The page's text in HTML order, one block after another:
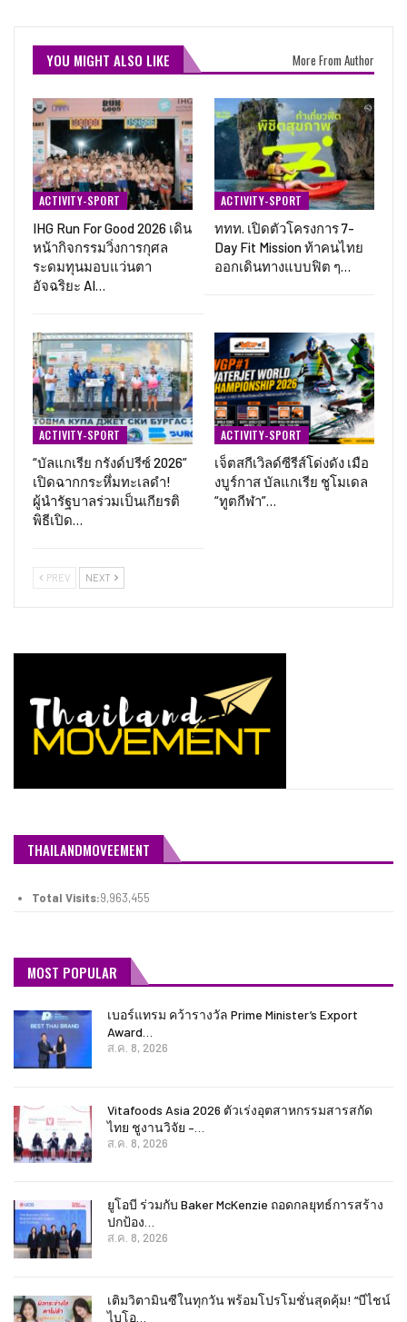
YOU MIGHT ALSO LIKE More From Author
ACTIVITY-SPORT
IHG Run For Good 2026 เดิน
หน้ากิจกรรมวิ่งการกุศล
ระดมทุนมอบแว่นตา
อัจฉริยะ AI…
ACTIVITY-SPORT
ททท. เปิดตัวโครงการ 7-
Day Fit Mission ท้าคนไทย
ออกเดินทางแบบฟิต ๆ…
ACTIVITY-SPORT
“บัลแกเรีย กรังด์ปรีซ์ 2026”
เปิดฉากกระหึ่มทะเลดำ!
ผู้นำรัฐบาลร่วมเป็นเกียรติ
พิธีเปิด…
ACTIVITY-SPORT
เจ็ตสกีเวิลด์ซีรีส์โด่งดัง เมือ
งบูร์กาส บัลแกเรีย ชูโมเดล
“ทูตกีฬา”…
PREV NEXT
THAILANDMOVEEMENT
Total Visits:9,963,455
MOST POPULAR
เบอร์แทรม คว้ารางวัล Prime Minister’s Export
Award…
ส.ค. 8, 2026
Vitafoods Asia 2026 ตัวเร่งอุตสาหกรรมสารสกัด
ไทย ชูงานวิจัย –…
ส.ค. 8, 2026
ยูโอบี ร่วมกับ Baker McKenzie ถอดกลยุทธ์การสร้าง
ปกป้อง…
ส.ค. 8, 2026
เติมวิตามินซีในทุกวัน พร้อมโปรโมชั่นสุดคุ้ม! “บีไชน์
ไบโอ…